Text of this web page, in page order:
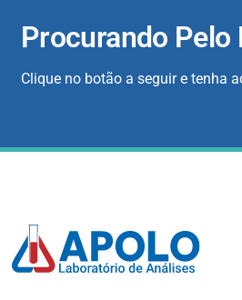
Procurando Pelo
Clique no botão a seguir e tenha